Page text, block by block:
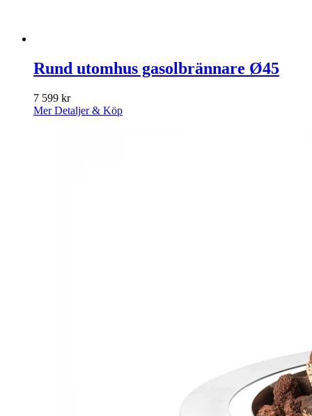
Rund utomhus gasolbrännare Ø45
7 599 kr
Mer Detaljer & Köp